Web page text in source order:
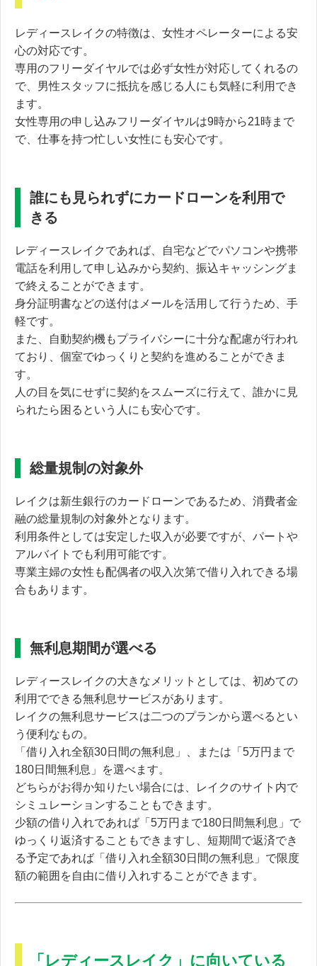
レディースレイクの特徴は、女性オペレーターによる安
心の対応です。
専用のフリーダイヤルでは必ず女性が対応してくれるの
で、男性スタッフに抵抗を感じる人にも気軽に利用でき
ます。
女性専用の申し込みフリーダイヤルは9時から21時まで
で、 仕事を持つ忙しい女性にも安心です。
誰にも見られずにカードローンを利用で
きる
レディースレイクであれば、自宅などでパソコンや携帯
電話を利用して申し込みから契約、振込キャッシングま
で終えることができます。
身分証明書などの送付はメールを活用して行うため、手
軽です。
また、自動契約機もプライバシーに十分な配慮が行われ
ており、 個室でゆっくりと契約を進めることができま
す。
人の目を気にせずに契約をスムーズに行えて、誰かに見
られたら困るという人にも安心です。
総量規制の対象外
レイクは新生銀行のカードローンであるため、 消費者金
融の総量規制の対象外となります。
利用条件としては安定した収入が必要ですが、パートや
アルバイトでも利用可能です。
専業主婦の女性も配偶者の収入次第で借り入れできる場
合もあります。
無利息期間が選べる
レディースレイクの大きなメリットとしては、初めての
利用でできる無利息サービスがあります。
レイクの無利息サービスは二つのプランから選べるとい
う便利なもの。
「借り入れ全額30日間の無利息」、または「5万円まで
180日間無利息」を選べます。
どちらがお得か知りたい場合には、レイクのサイト内で
シミュレーションすることもできます。
少額の借り入れであれば「5万円まで180日間無利息」で
ゆっくり返済することもできますし、短期間で返済でき
る予定であれば「借り入れ全額30日間の無利息」で限度
額の範囲を自由に借り入れすることができます。
「レディースレイク」に向いている